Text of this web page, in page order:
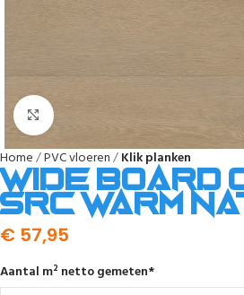
Home PVC vloeren Klik planken
Wide board
SRC warm
€ 57,95
Aantal m² netto gemeten*
Afbeelding vergroten